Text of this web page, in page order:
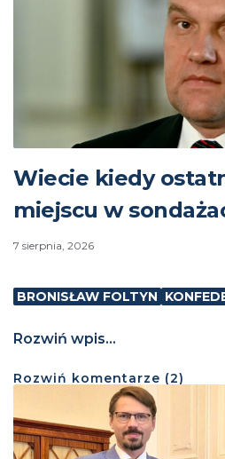
Wiecie kiedy
miejscu w
7 sierpnia, 2026
BRONISŁAW FOLTYN
Rozwiń wpis...
Rozwiń komentarze (2)